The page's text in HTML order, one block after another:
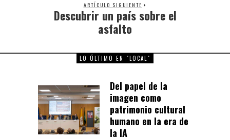
ARTÍCULO SIGUIENTE
Next
post:
Descubrir un país sobre el
asfalto
LO ÚLTIMO EN "LOCAL"
Del papel de la
imagen como
patrimonio cultural
humano en la era de
la IA